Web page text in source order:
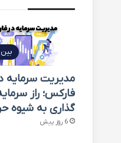
بین
مدیریت سرمایه
فارکس؛ راز
گذاری به شیوه
6 روز پیش